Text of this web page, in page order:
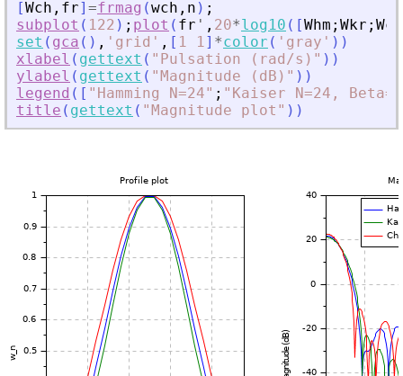
[Wch , fr] =frmag (wch , n ) ;
subplot ( 122 ) ; plot ( fr ' , 20*log10 ( [Whm ; Wkr ; Wch
set ( gca ( ) , ' grid ' , [ 1 1] *color ( ' gray ' ) )
xlabel ( gettext ( " Pulsation (rad/s) " ) )
ylabel ( gettext ( "Magnitude (dB) " ) )
legend ( [ " Hamming N=24" ; " Kaiser N=24, Beta=6
title ( gettext ( "Magnitude plot " ) )